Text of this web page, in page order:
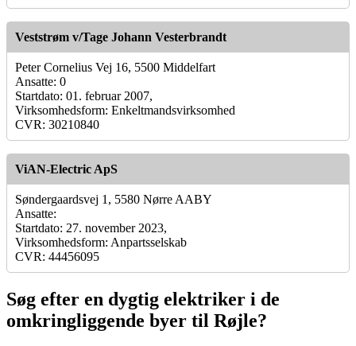
Veststrøm v/Tage Johann Vesterbrandt
Peter Cornelius Vej 16, 5500 Middelfart
Ansatte: 0
Startdato: 01. februar 2007,
Virksomhedsform: Enkeltmandsvirksomhed
CVR: 30210840
ViAN-Electric ApS
Søndergaardsvej 1, 5580 Nørre AABY
Ansatte:
Startdato: 27. november 2023,
Virksomhedsform: Anpartsselskab
CVR: 44456095
Søg efter en dygtig elektriker i de
omkringliggende byer til Røjle?